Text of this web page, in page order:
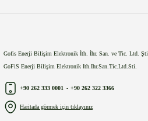
Gofis Enerji Bilişim Elektronik İth. İhr. San. ve Tic. Ltd. Şti.
GoFiS Enerji Bilişim Elektronik Ith.Ihr.San.Tic.Ltd.Sti.
+90 262 333 0001 - +90 262 322 3366
Haritada görmek için tıklayınız